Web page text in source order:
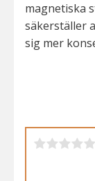
magnetiska
säkerställer
sig mer